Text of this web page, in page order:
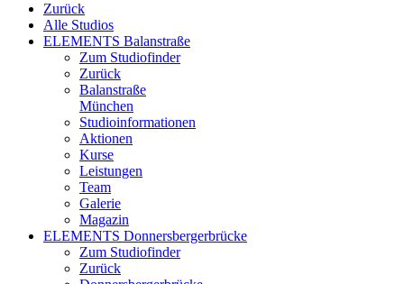
Zurück
Alle Studios
ELEMENTS Balanstraße
Zum Studiofinder
Zurück
Balan­straße
München
Studioinformationen
Aktionen
Kurse
Leistungen
Team
Galerie
Magazin
ELEMENTS Donnersbergerbrücke
Zum Studiofinder
Zurück